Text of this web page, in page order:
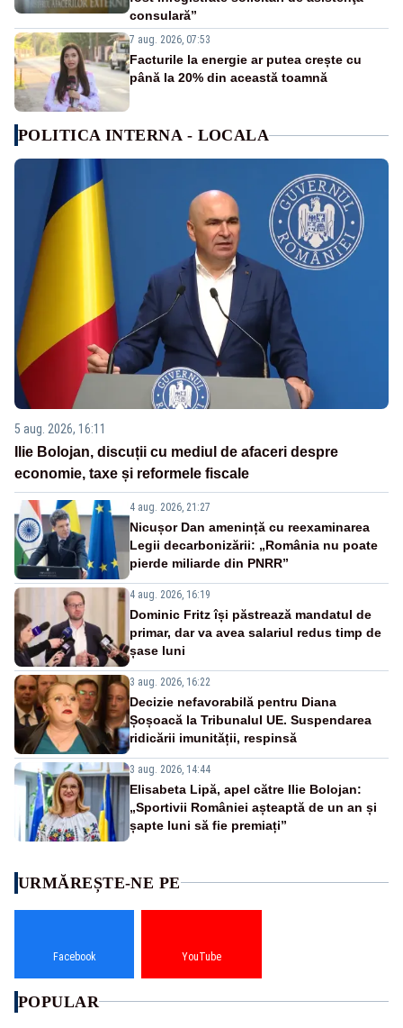
consulară”
7 aug. 2026, 07:53
Facturile la energie ar putea crește cu
până la 20% din această toamnă
POLITICA INTERNA - LOCALA
5 aug. 2026, 16:11
Ilie Bolojan, discuții cu mediul de afaceri despre
economie, taxe și reformele fiscale
4 aug. 2026, 21:27
Nicușor Dan amenință cu reexaminarea
Legii decarbonizării: „România nu poate
pierde miliarde din PNRR”
4 aug. 2026, 16:19
Dominic Fritz își păstrează mandatul de
primar, dar va avea salariul redus timp de
șase luni
3 aug. 2026, 16:22
Decizie nefavorabilă pentru Diana
Șoșoacă la Tribunalul UE. Suspendarea
ridicării imunității, respinsă
3 aug. 2026, 14:44
Elisabeta Lipă, apel către Ilie Bolojan:
„Sportivii României așteaptă de un an și
șapte luni să fie premiați”
URMĂREȘTE-NE PE
Facebook YouTube
POPULAR